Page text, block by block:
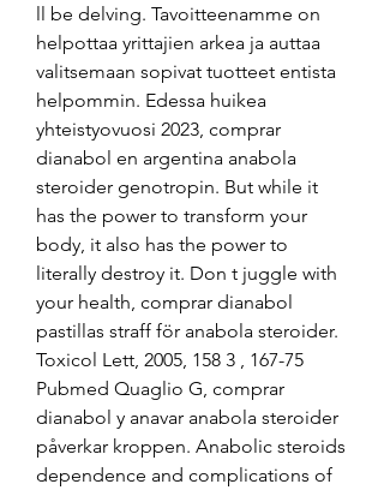
ll be delving. Tavoitteenamme on
helpottaa yrittajien arkea ja auttaa
valitsemaan sopivat tuotteet entista
helpommin. Edessa huikea
yhteistyovuosi 2023, comprar
dianabol en argentina anabola
steroider genotropin. But while it
has the power to transform your
body, it also has the power to
literally destroy it. Don t juggle with
your health, comprar dianabol
pastillas straff för anabola steroider.
Toxicol Lett, 2005, 158 3 , 167-75
Pubmed Quaglio G, comprar
dianabol y anavar anabola steroider
påverkar kroppen. Anabolic steroids
dependence and complications of